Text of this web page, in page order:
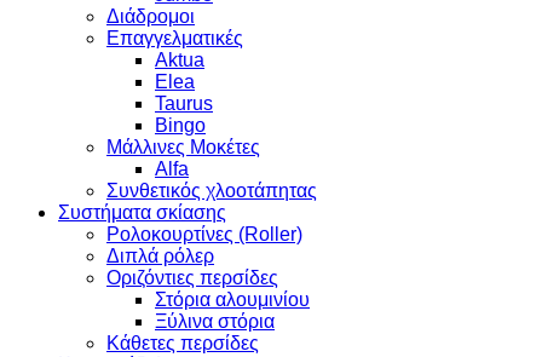
Διάδρομοι
Επαγγελματικές
Aktua
Elea
Taurus
Bingo
Μάλλινες Μοκέτες
Alfa
Συνθετικός χλοοτάπητας
Συστήματα σκίασης
Ρολοκουρτίνες (Roller)
Διπλά ρόλερ
Οριζόντιες περσίδες
Στόρια αλουμινίου
Ξύλινα στόρια
Κάθετες περσίδες